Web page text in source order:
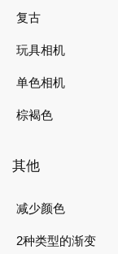
复古
玩具相机
单色相机
棕褐色
其他
减少颜色
2种类型的渐变